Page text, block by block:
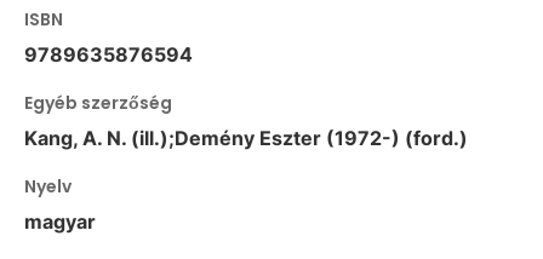
ISBN
9789635876594
Egyéb szerzőség
Kang, A. N. (ill.);Demény Eszter (1972-) (ford.)
Nyelv
magyar